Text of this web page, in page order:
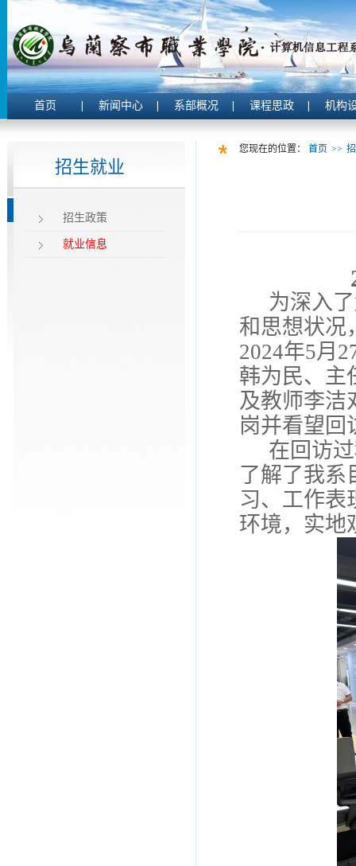
首页 新闻中心 系部概况 课程思政 机构
招生就业
招生政策
就业信息
您现在的位置： 首页 >>
为深入
和思想状况
2024年5月 2
韩为民、主
及教师李洁
岗并看望回
在回访
了解了我系
习、工作表
环境，实地